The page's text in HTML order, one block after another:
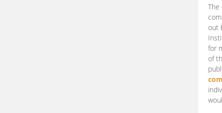
The
out
for
of